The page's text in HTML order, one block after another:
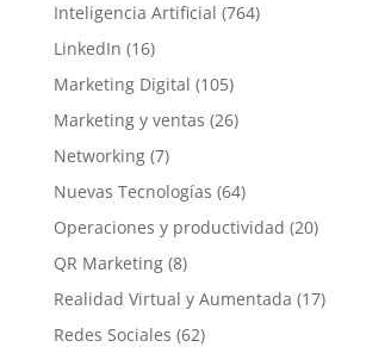
Inteligencia Artificial (764)
LinkedIn (16)
Marketing Digital (105)
Marketing y ventas (26)
Networking(7)
Nuevas Tecnologías (64)
Operaciones y productividad (20)
QR Marketing(8)
Realidad Virtual y Aumentada (17)
Redes Sociales (62)